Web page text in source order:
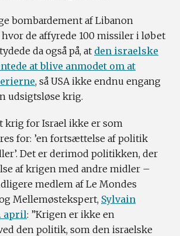
bombardement af Libanon
hvor de affyrede 100 missiler i løbet
da også på, at den israelske
at blive anmodet om at
, så USA ikke endnu engang
udsigtsløse krig.
krig for Israel ikke er som
for: ’en fortsættelse af politik
Det er derimod politikken, der
af krigen med andre midler –
medlem af Le Mondes
Mellemøstekspert, Sylvain
april: ”Krigen er ikke en
den politik, som den israelske